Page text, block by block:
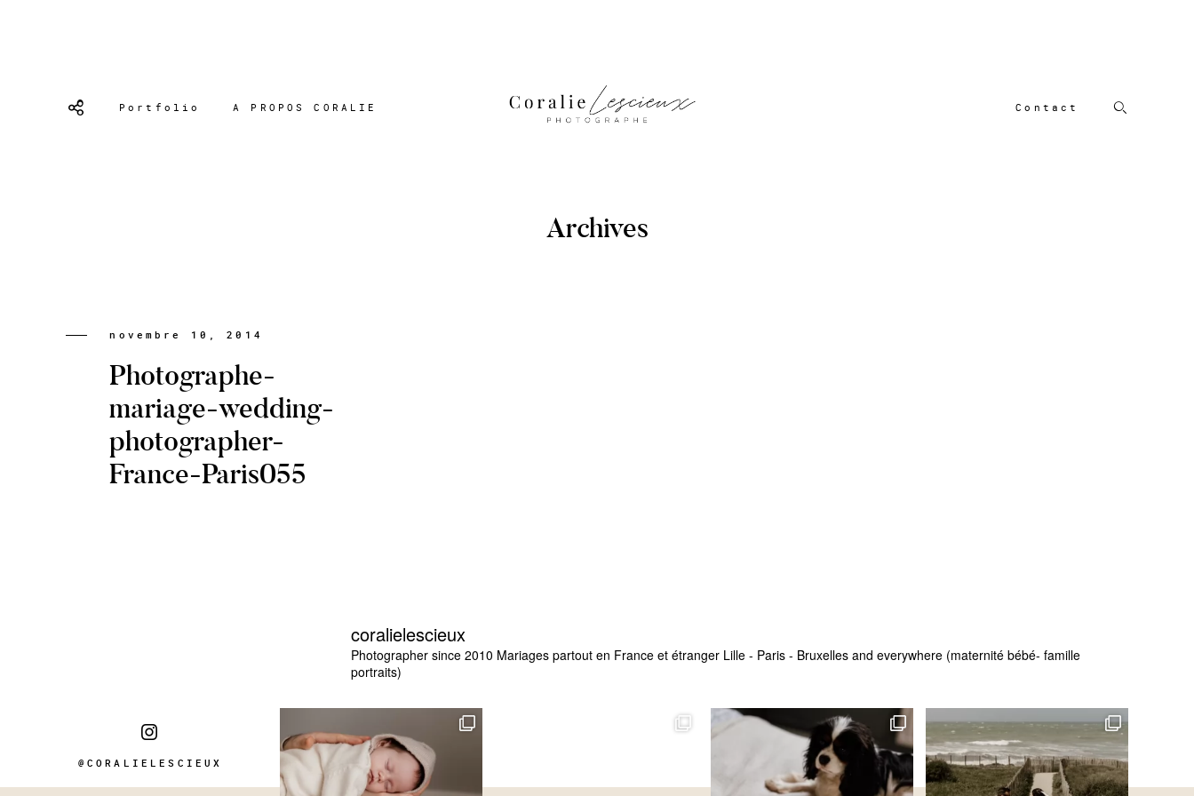
Portfolio A PROPOS CORALIE Contact
Archives
novembre 10, 2014
Photographe-
mariage-wedding-
photographer-
France-Paris055
@CORALIELESCIEUX
coralielescieux
Photographer since 2010 Mariages partout en France et étranger Lille - Paris - Bruxelles and everywhere (maternité bébé- famille
portraits)